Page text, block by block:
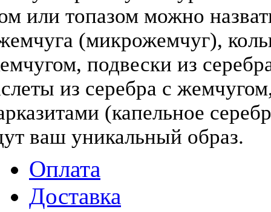
или топазом можно
(микрожемчуг),
подвески из
из серебра с
(капельное
ваш уникальный образ.
Оплата
Доставка